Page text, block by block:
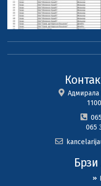
Адмирала
065